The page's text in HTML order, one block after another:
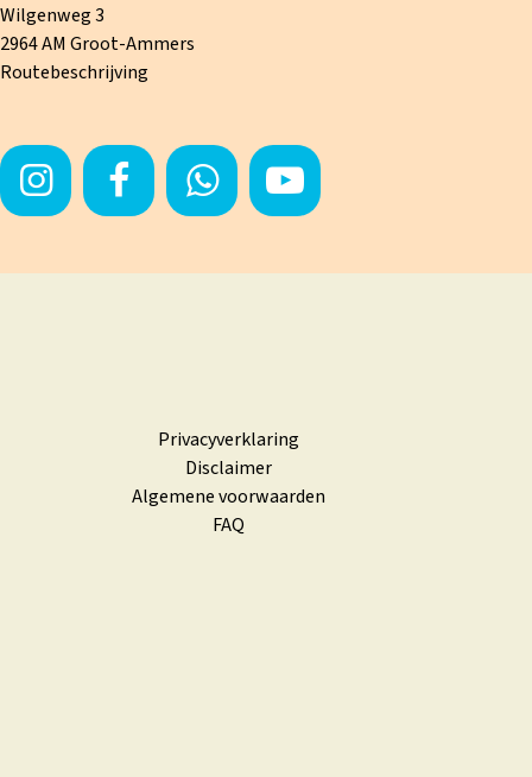
Wilgenweg 3
2964 AM Groot-Ammers
Routebeschrijving
Privacyverklaring
Disclaimer
Algemene voorwaarden
FAQ